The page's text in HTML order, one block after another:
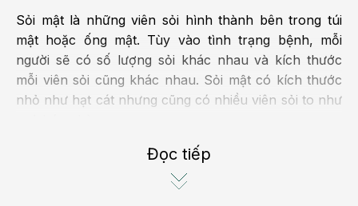
Sỏi mật là những viên sỏi hình thành bên trong túi
mật hoặc ống mật. Tùy vào tình trạng bệnh, mỗi
người sẽ có số lượng sỏi khác nhau và kích thước
mỗi viên sỏi cũng khác nhau. Sỏi mật có kích thước
nhỏ như hạt cát nhưng cũng có nhiều viên sỏi to như
Sỏi mật được đánh giá là một bệnh lành tính. Tuy
nhiên, nếu người bệnh chủ quan không điều trị sớm
biến chứng nguy hiểm
Đọc tiếp